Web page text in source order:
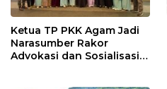
Ketua TP PKK Agam Jadi
Narasumber Rakor
Advokasi dan Sosialisasi